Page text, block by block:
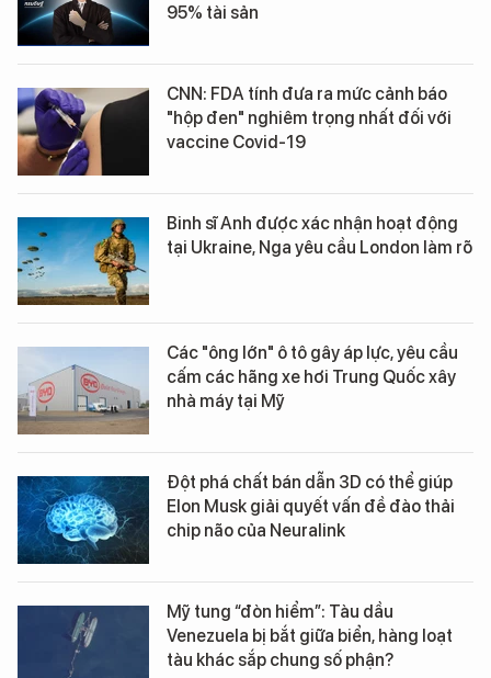
95% tài sản
CNN: FDA tính đưa ra mức cảnh báo
"hộp đen" nghiêm trọng nhất đối với
vaccine Covid-19
Binh sĩ Anh được xác nhận hoạt động
tại Ukraine, Nga yêu cầu London làm rõ
Các "ông lớn" ô tô gây áp lực, yêu cầu
cấm các hãng xe hơi Trung Quốc xây
nhà máy tại Mỹ
Đột phá chất bán dẫn 3D có thể giúp
Elon Musk giải quyết vấn đề đào thải
chip não của Neuralink
Mỹ tung “đòn hiểm”: Tàu dầu
Venezuela bị bắt giữa biển, hàng loạt
tàu khác sắp chung số phận?